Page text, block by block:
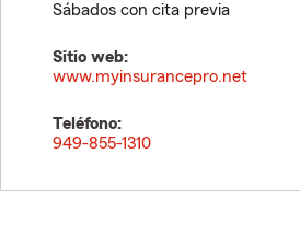
Sábados con cita previa
Sitio web:
www.myinsurancepro.net
Teléfono:
949-855-1310